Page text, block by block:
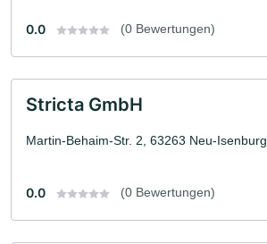
0.0 (0 Bewertungen)
Stricta GmbH
Martin-Behaim-Str. 2, 63263 Neu-Isenburg
0.0 (0 Bewertungen)